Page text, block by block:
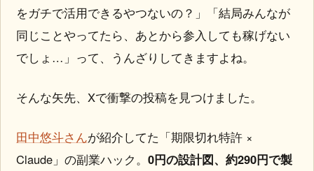
をガチで活用できるやつないの？」「結局みんなが
同じことやってたら、あとから参入しても稼げない
でしょ…」って、うんざりしてきますよね。
そんな矢先、Xで衝撃の投稿を見つけました。
田中悠斗さんが紹介してた「期限切れ特許 ×
Claude」の副業ハック。 0円の設計図、約290円で製